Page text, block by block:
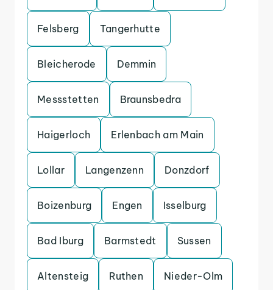
Felsberg Tangerhutte
Bleicherode Demmin
Messstetten Braunsbedra
Haigerloch Erlenbach am Main
Lollar Langenzenn Donzdorf
Boizenburg Engen Isselburg
Bad Iburg Barmstedt Sussen
Altensteig Ruthen Nieder-Olm